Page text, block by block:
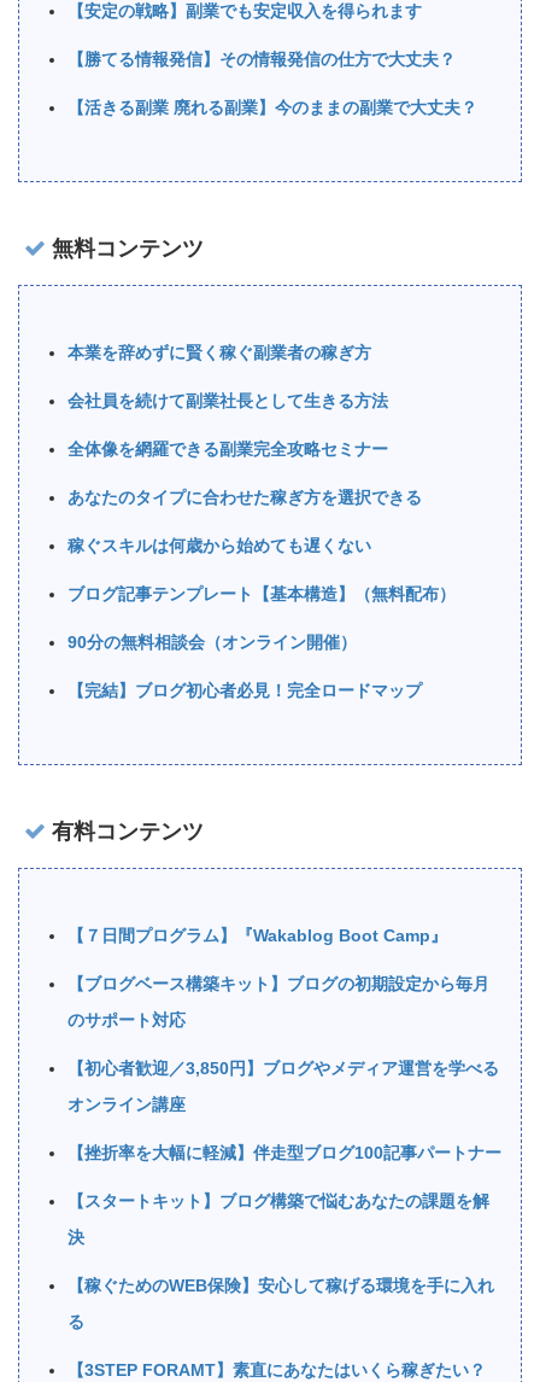
【安定の戦略】副業でも安定収入を得られます
【勝てる情報発信】その情報発信の仕方で大丈夫？
【活きる副業 廃れる副業】今のままの副業で大丈夫？
無料コンテンツ
本業を辞めずに賢く稼ぐ副業者の稼ぎ方
会社員を続けて副業社長として生きる方法
全体像を網羅できる副業完全攻略セミナー
あなたのタイプに合わせた稼ぎ方を選択できる
稼ぐスキルは何歳から始めても遅くない
ブログ記事テンプレート【基本構造】（無料配布）
90分の無料相談会（オンライン開催）
【完結】ブログ初心者必見！完全ロードマップ
有料コンテンツ
【７日間プログラム】『Wakablog Boot Camp』
【ブログベース構築キット】ブログの初期設定から毎月
のサポート対応
【初心者歓迎／3,850円】ブログやメディア運営を学べる
オンライン講座
【挫折率を大幅に軽減】伴走型ブログ100記事パートナー
【スタートキット】ブログ構築で悩むあなたの課題を解
決
【稼ぐためのWEB保険】安心して稼げる環境を手に入れ
る
【3STEP FORAMT】素直にあなたはいくら稼ぎたい？